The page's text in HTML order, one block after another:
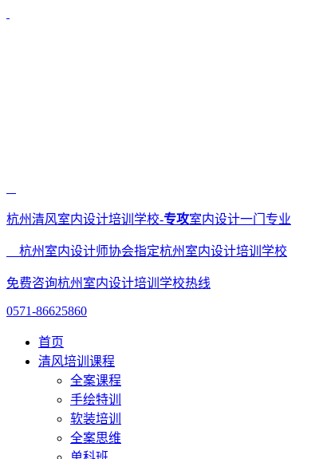
杭州清风室内设计培训学校-专攻室内设计一门专业
杭州室内设计师协会指定杭州室内设计培训学校
免费咨询杭州室内设计培训学校热线
0571-86625860
首页
清风培训课程
全案课程
手绘特训
软装培训
全案思维